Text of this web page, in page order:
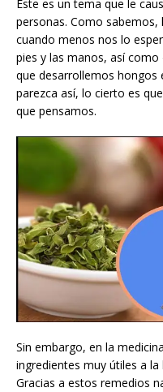
Este es un tema que le
personas. Como
cuando menos nos lo
pies y las manos, así
que desarrollemos hongos
parezca así, lo cierto es
que pensamos.
Sin embargo, en la
ingredientes muy útiles a
Gracias a estos remedios